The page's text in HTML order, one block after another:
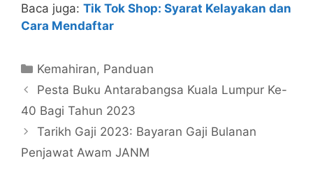
Baca juga: Tik Tok Shop: Syarat Kelayakan dan
Cara Mendaftar
Categories
Kemahiran, Panduan
Pesta Buku Antarabangsa Kuala Lumpur Ke-
40 Bagi Tahun 2023
Tarikh Gaji 2023: Bayaran Gaji Bulanan
Penjawat Awam JANM